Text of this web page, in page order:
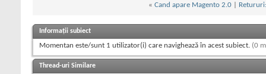
« Cand apare Magento 2.0
Informații subiect
Momentan este/sunt 1 utilizator(i) care navighează în acest subiect. (0
Thread-uri Similare